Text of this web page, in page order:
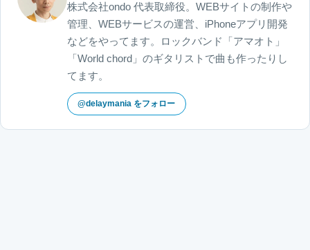
株式会社ondo 代表取締役。WEBサイトの制作や
管理、WEBサービスの運営、iPhoneアプリ開発
などをやってます。ロックバンド「アマオト」
「World chord」のギタリストで曲も作ったりし
てます。
@delaymania をフォロー